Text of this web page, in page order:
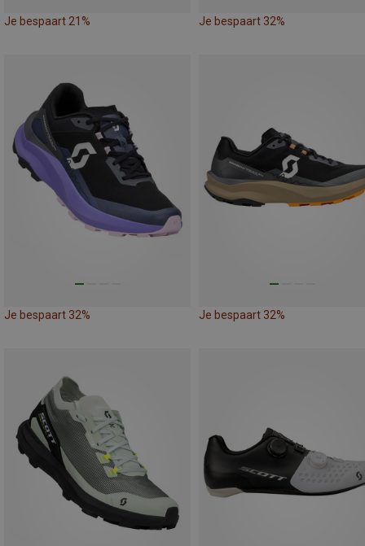
Je bespaart 21% Je bespaart 32%
Je bespaart 32% Je bespaart 32%